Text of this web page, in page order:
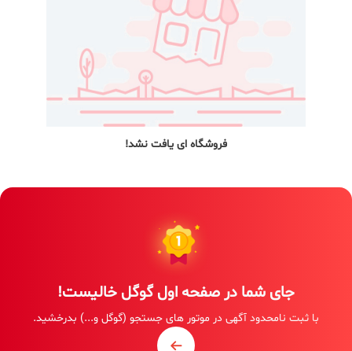
فروشگاه ای یافت نشد!
جای شما در صفحه اول گوگل خالیست!
با ثبت نامحدود آگهی در موتور های جستجو (گوگل و...) بدرخشید.